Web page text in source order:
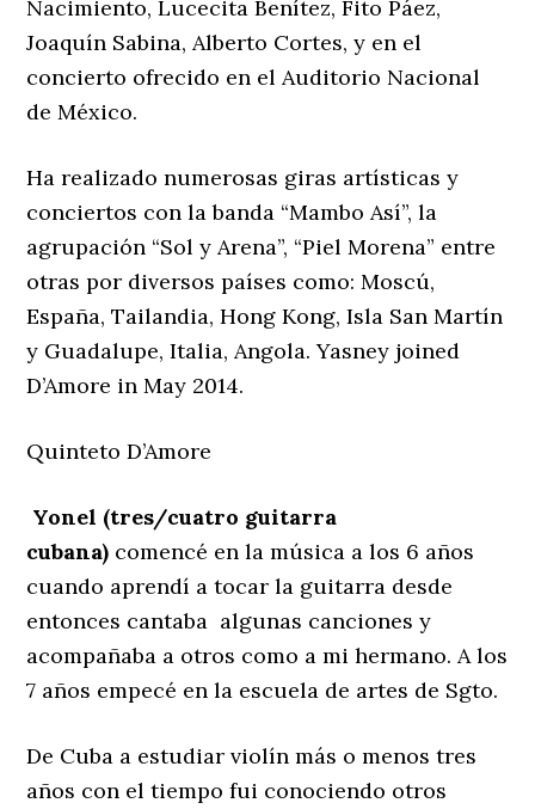
Nacimiento, Lucecita Benítez, Fito Páez,
Joaquín Sabina, Alberto Cortes, y en el
concierto ofrecido en el Auditorio Nacional
de México.
Ha realizado numerosas giras artísticas y
conciertos con la banda “Mambo Así”, la
agrupación “Sol y Arena”, “Piel Morena” entre
otras por diversos países como: Moscú,
España, Tailandia, Hong Kong, Isla San Martín
y Guadalupe, Italia, Angola. Yasney joined
D’Amore in May 2014.
Quinteto D’Amore
Yonel (tres/cuatro guitarra
cubana) comencé en la música a los 6 años
cuando aprendí a tocar la guitarra desde
entonces cantaba algunas canciones y
acompañaba a otros como a mi hermano. A los
7 años empecé en la escuela de artes de Sgto.
De Cuba a estudiar violín más o menos tres
años con el tiempo fui conociendo otros